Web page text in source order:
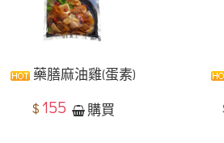
藥膳麻油雞(蛋素)
$ 155 購買